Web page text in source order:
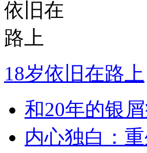
18岁依旧在路上
和20年的银
内心独白：